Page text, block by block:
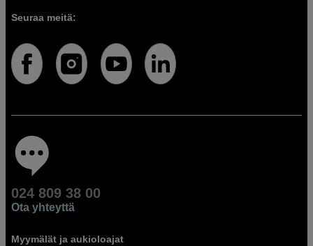
Seuraa meitä:
024 809 38 00
Ota yhteyttä
Myymälät ja aukioloajat